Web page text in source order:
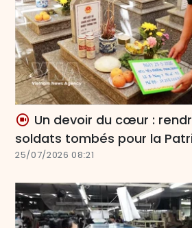
Un devoir du cœur :
soldats tombés pour la
25/07/2026 08:21